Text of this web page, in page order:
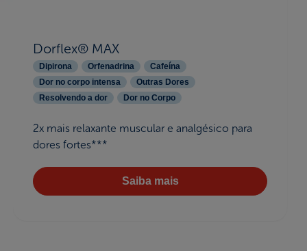
Dorflex® MAX
Dipirona Orfenadrina
Cafeína
Dor no corpo intensa
Outras Dores
Resolvendo a dor
Dor no Corpo
2x mais relaxante muscular e analgésico para
dores fortes***
Saiba mais